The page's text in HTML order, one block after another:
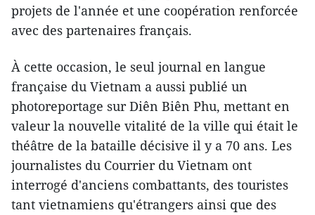
projets de l'année et une coopération renforcée
avec des partenaires français.
À cette occasion, le seul journal en langue
française du Vietnam a aussi publié un
photoreportage sur Diên Biên Phu, mettant en
valeur la nouvelle vitalité de la ville qui était le
théâtre de la bataille décisive il y a 70 ans. Les
journalistes du Courrier du Vietnam ont
interrogé d'anciens combattants, des touristes
tant vietnamiens qu'étrangers ainsi que des